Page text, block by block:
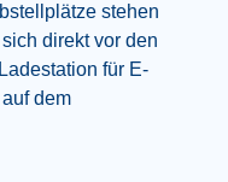
stehen
direkt vor den
für E-
dem